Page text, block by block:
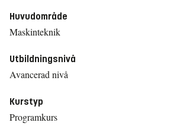
Huvudområde
Maskinteknik
Utbildningsnivå
Avancerad nivå
Kurstyp
Programkurs